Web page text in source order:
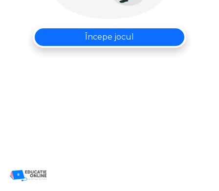
Începe jocul